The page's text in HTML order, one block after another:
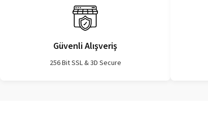
Güvenli Alışveriş
256 Bit SSL & 3D Secure